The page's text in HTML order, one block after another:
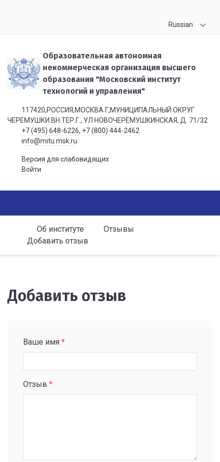
Russian
Образовательная автономная
некоммерческая организация высшего
образования "Московский институт
технологий и управления"
117420,РОССИЯ,МОСКВА Г,МУНИЦИПАЛЬНЫЙ ОКРУГ
ЧЕРЕМУШКИ ВН.ТЕР.Г., УЛ НОВОЧЕРЁМУШКИНСКАЯ, Д. 71/32
+7 (495) 648-6226, +7 (800) 444-2462
info@mitu.msk.ru
Версия для слабовидящих
Войти
Об институте
Отзывы
Добавить отзыв
Добавить отзыв
Ваше имя *
Отзыв *